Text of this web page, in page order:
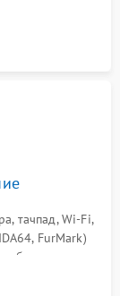
тачпад, Wi-Fi,
FurMark)